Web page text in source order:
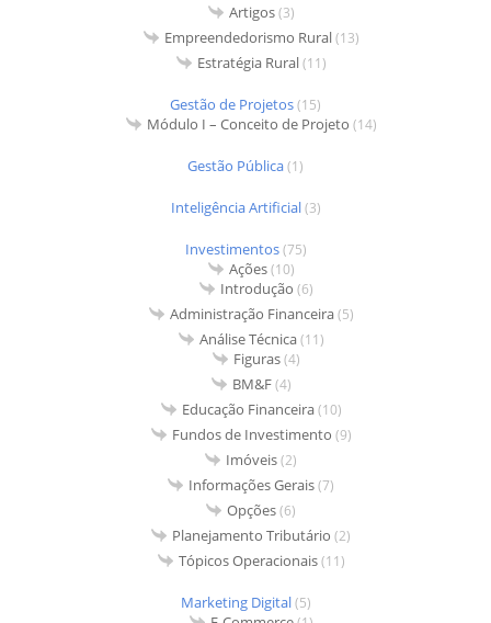
Artigos(3)
Empreendedorismo Rural(13)
Estratégia Rural(11)
Gestão de Projetos(15)
Módulo I – Conceito de Projeto (14)
Gestão Pública(1)
Inteligência Artificial(3)
Investimentos(75)
Ações(10)
Introdução (6)
Administração Financeira(5)
Análise Técnica(11)
Figuras(4)
BM&F(4)
Educação Financeira(10)
Fundos de Investimento (9)
Imóveis(2)
Informações Gerais(7)
Opções(6)
Planejamento Tributário (2)
Tópicos Operacionais(11)
Marketing Digital(5)